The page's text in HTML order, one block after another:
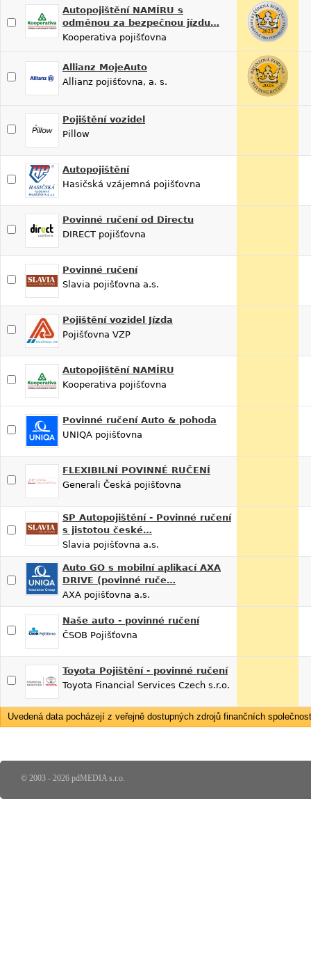
Autopojištění NAMÍRU s
odměnou za bezpečnou jízdu…
Kooperativa pojišťovna
Allianz MojeAuto
Allianz pojišťovna, a. s.
Pojištění vozidel
Pillow
Autopojištění
Hasičská vzájemná pojišťovna
Povinné ručení od Directu
DIRECT pojišťovna
Povinné ručení
Slavia pojišťovna a.s.
Pojištění vozidel Jízda
Pojišťovna VZP
Autopojištění NAMÍRU
Kooperativa pojišťovna
Povinné ručení Auto & pohoda
UNIQA pojišťovna
FLEXIBILNÍ POVINNÉ RUČENÍ
Generali Česká pojišťovna
SP Autopojištění - Povinné ručení
s jistotou české…
Slavia pojišťovna a.s.
Auto GO s mobilní aplikací AXA
DRIVE (povinné ruče…
AXA pojišťovna a.s.
Naše auto - povinné ručení
ČSOB Pojišťovna
Toyota Pojištění - povinné ručení
Toyota Financial Services Czech s.r.o.
Uvedená data pocházejí z veřejně dostupných zdrojů finančních
© 2003 - 2026 pdMEDIA s.r.o.